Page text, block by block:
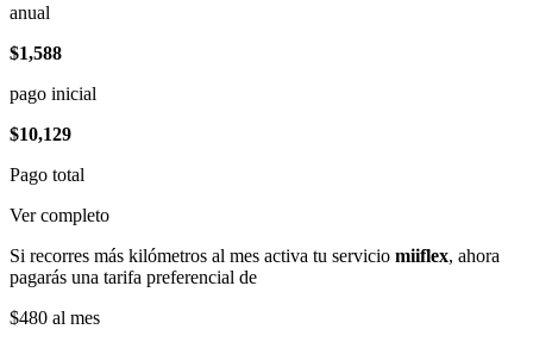
anual
$1,588
pago inicial
$10,129
Pago total
Ver completo
Si recorres más kilómetros al mes activa tu servicio miiflex, ahora
pagarás una tarifa preferencial de
$480 al mes